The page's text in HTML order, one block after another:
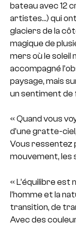
bateau avec 12
artistes…) qui
glaciers de la
magique de
mers où le soleil
accompagné
paysage, mais
un sentiment de
« Quand vous
d’une gratte-
Vous ressentez
mouvement, les
« L’équilibre
l’homme et la
transition, de
Avec des